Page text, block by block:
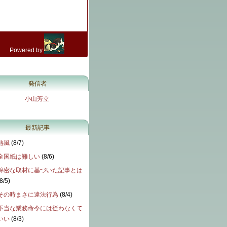
発信者
小山芳立
最新記事
風 (8/7)
国紙は難しい (8/6)
密な取材に基づいた記事とは
8/5)
の時まさに違法行為 (8/4)
当な業務命令には従わなくて
い (8/3)